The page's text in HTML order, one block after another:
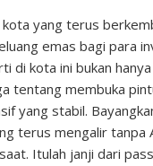
yang terus
emas bagi para
di kota ini bukan
tentang membuka
yang stabil.
terus mengalir tanpa
Itulah janji dari